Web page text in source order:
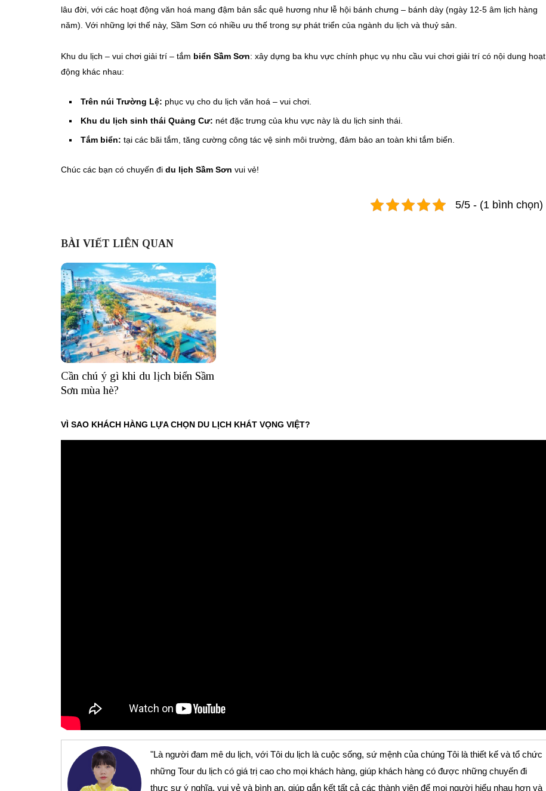
lâu đời, với các hoạt động văn hoá mang đậm bản sắc quê hương như lễ hội bánh chưng – bánh dày (ngày 12-5 âm lịch hàng
năm). Với những lợi thế này, Sầm Sơn có nhiều ưu thế trong sự phát triển của ngành du lịch và thuỷ sản.
Khu du lịch – vui chơi giải trí – tắm biển Sầm Sơn: xây dựng ba khu vực chính phục vụ nhu cầu vui chơi giải trí có nội dung hoạt
động khác nhau:
Trên núi Trường Lệ: phục vụ cho du lịch văn hoá – vui chơi.
Khu du lịch sinh thái Quảng Cư: nét đặc trưng của khu vực này là du lịch sinh thái.
Tắm biển: tại các bãi tắm, tăng cường công tác vệ sinh môi trường, đảm bảo an toàn khi tắm biển.
Chúc các bạn có chuyến đi du lịch Sầm Sơn vui vẻ!
5/5 - (1 bình chọn)
BÀI VIẾT LIÊN QUAN
Cần chú ý gì khi du lịch biển Sầm
Sơn mùa hè?
VÌ SAO KHÁCH HÀNG LỰA CHỌN DU LỊCH KHÁT VỌNG VIỆT?
"Là người đam mê du lịch, với Tôi du lịch là cuộc sống, sứ mệnh của chúng Tôi là thiết kế và tổ chức
những Tour du lịch có giá trị cao cho mọi khách hàng, giúp khách hàng có được những chuyến đi
thực sự ý nghĩa, vui vẻ và bình an, giúp gắn kết tất cả các thành viên để mọi người hiểu nhau hơn và